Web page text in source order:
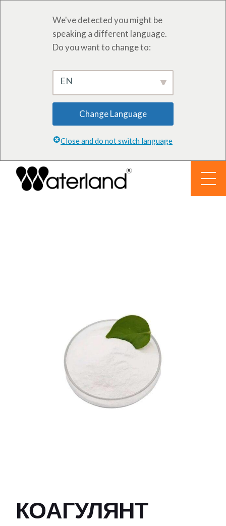
We've detected you might be
speaking a different language.
Do you want to change to:
EN
Change Language
Close and do not switch language
Перейти
содержанию
КОАГУЛЯНТ